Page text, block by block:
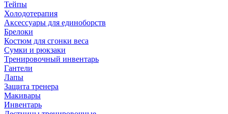
Тейпы
Холодотерапия
Аксессуары для единоборств
Брелоки
Костюм для сгонки веса
Сумки и рюкзаки
Тренировочный инвентарь
Гантели
Лапы
Защита тренера
Макивары
Инвентарь